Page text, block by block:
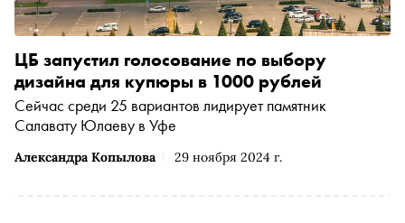
Александра Копылова 29 ноября 2024 г.
ЦБ запустил голосование по выбору
дизайна для купюры в 1000 рублей
Сейчас среди 25 вариантов лидирует памятник
Салавату Юлаеву в Уфе